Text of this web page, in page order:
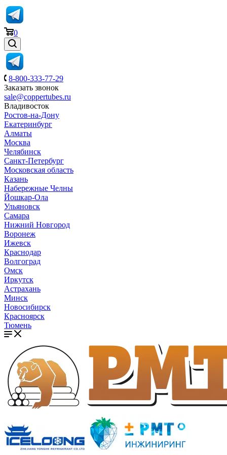
0
8-800-333-77-29
Заказать звонок
sale@coppertubes.ru
Владивосток
Ростов-на-Дону
Екатеринбург
Алматы
Москва
Челябинск
Санкт-Петербург
Московская область
Казань
Набережные Челны
Йошкар-Ола
Ульяновск
Самара
Нижний Новгород
Воронеж
Ижевск
Краснодар
Волгоград
Омск
Иркутск
Астрахань
Минск
Новосибирск
Красноярск
Тюмень